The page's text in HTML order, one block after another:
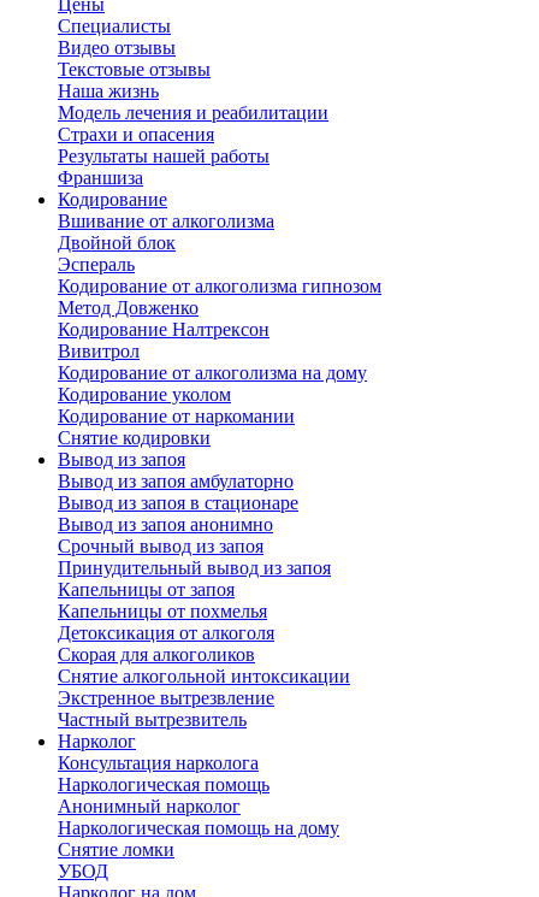
Цены
Специалисты
Видео отзывы
Текстовые отзывы
Наша жизнь
Модель лечения и реабилитации
Страхи и опасения
Результаты нашей работы
Франшиза
Кодирование
Вшивание от алкоголизма
Двойной блок
Эспераль
Кодирование от алкоголизма гипнозом
Метод Довженко
Кодирование Налтрексон
Вивитрол
Кодирование от алкоголизма на дому
Кодирование уколом
Кодирование от наркомании
Снятие кодировки
Вывод из запоя
Вывод из запоя амбулаторно
Вывод из запоя в стационаре
Вывод из запоя анонимно
Срочный вывод из запоя
Принудительный вывод из запоя
Капельницы от запоя
Капельницы от похмелья
Детоксикация от алкоголя
Скорая для алкоголиков
Снятие алкогольной интоксикации
Экстренное вытрезвление
Частный вытрезвитель
Нарколог
Консультация нарколога
Наркологическая помощь
Анонимный нарколог
Наркологическая помощь на дому
Снятие ломки
УБОД
Нарколог на дом